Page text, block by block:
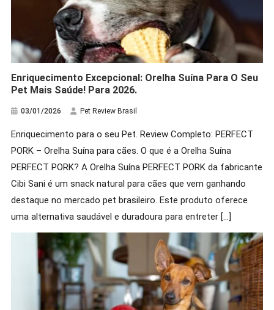
Enriquecimento Excepcional: Orelha Suína Para O Seu
Pet Mais Saúde! Para 2026.
03/01/2026 Pet Review Brasil
Enriquecimento para o seu Pet. Review Completo: PERFECT
PORK – Orelha Suína para cães. O que é a Orelha Suína
PERFECT PORK? A Orelha Suína PERFECT PORK da fabricante
Cibi Sani é um snack natural para cães que vem ganhando
destaque no mercado pet brasileiro. Este produto oferece
uma alternativa saudável e duradoura para entreter […]